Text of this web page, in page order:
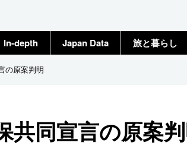
In-depth Japan Data 旅と暮らし
の原案判明
共同宣言の原案